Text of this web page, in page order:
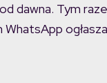
dawna. Tym